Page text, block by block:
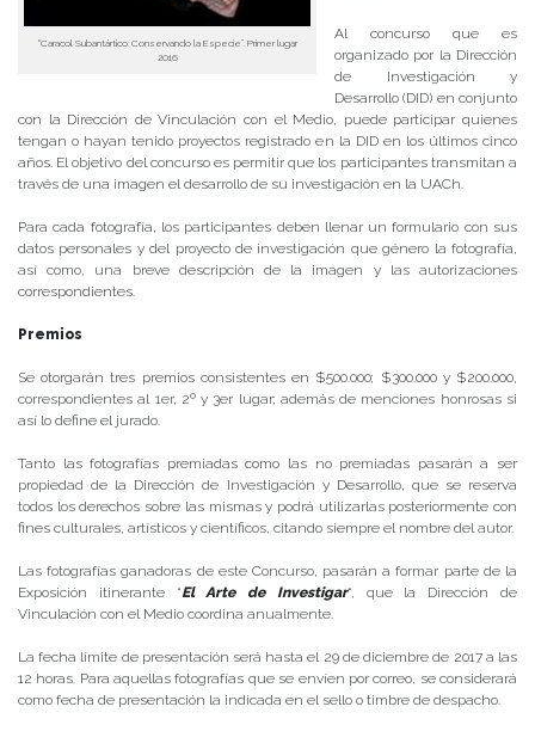
“Caracol Subantártico: Conservando la Especie”. Primer lugar
2016
Al concurso que es
organizado por la Dirección
de Investigación y
Desarrollo (DID) en conjunto
con la Dirección de Vinculación con el Medio, puede participar quienes
tengan o hayan tenido proyectos registrado en la DID en los últimos cinco
años. El objetivo del concurso es permitir que los participantes transmitan a
través de una imagen el desarrollo de su investigación en la UACh.
Para cada fotografía, los participantes deben llenar un formulario con sus
datos personales y del proyecto de investigación que género la fotografía,
así como, una breve descripción de la imagen y las autorizaciones
correspondientes.
Premios
Se otorgarán tres premios consistentes en $500.000; $300.000 y $200.000,
correspondientes al 1er, 2º y 3er lugar; además de menciones honrosas si
así lo define el jurado.
Tanto las fotografías premiadas como las no premiadas pasarán a ser
propiedad de la Dirección de Investigación y Desarrollo, que se reserva
todos los derechos sobre las mismas y podrá utilizarlas posteriormente con
fines culturales, artísticos y científicos, citando siempre el nombre del autor.
Las fotografías ganadoras de este Concurso, pasarán a formar parte de la
Exposición itinerante “El Arte de Investigar“, que la Dirección de
Vinculación con el Medio coordina anualmente.
La fecha límite de presentación será hasta el 29 de diciembre de 2017 a las
12 horas. Para aquellas fotografías que se envíen por correo, se considerará
como fecha de presentación la indicada en el sello o timbre de despacho.